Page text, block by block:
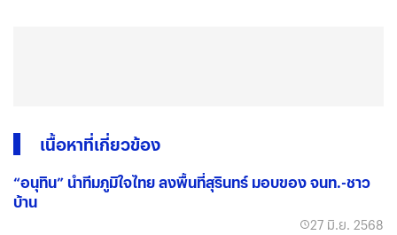
เนื้อหาที่เกี่ยวข้อง
“อนุทิน” นำทีมภูมิใจไทย ลงพื้นที่สุรินทร์ มอบของ จนท.-ชาว
บ้าน
27 มิ.ย. 2568